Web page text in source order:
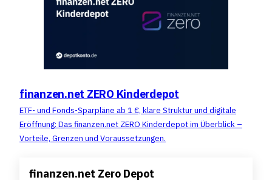
finanzen.net ZERO Kinderdepot
ETF- und Fonds-Sparpläne ab 1 €, klare Struktur und digitale
Eröffnung: Das finanzen.net ZERO Kinderdepot im Überblick –
Vorteile, Grenzen und Voraussetzungen.
finanzen.net Zero Depot